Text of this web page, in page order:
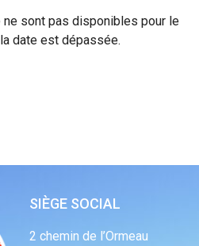
sont pas disponibles pour le
date est dépassée.
SIÈGE SOCIAL
2 chemin de l’Ormeau